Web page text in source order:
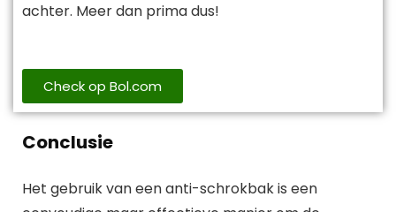
achter. Meer dan prima dus!
Check op Bol.com
Conclusie
Het gebruik van een anti-schrokbak is een